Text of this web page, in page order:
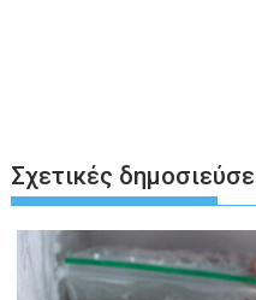
Σχετικές